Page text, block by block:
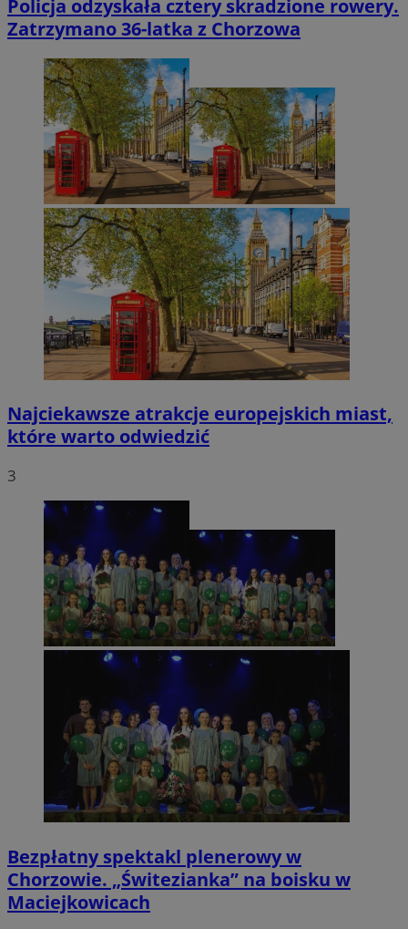
Policja odzyskała cztery skradzione rowery.
Zatrzymano 36-latka z Chorzowa
Najciekawsze atrakcje europejskich miast,
które warto odwiedzić
3
Bezpłatny spektakl plenerowy w
Chorzowie. „Świtezianka” na boisku w
Maciejkowicach